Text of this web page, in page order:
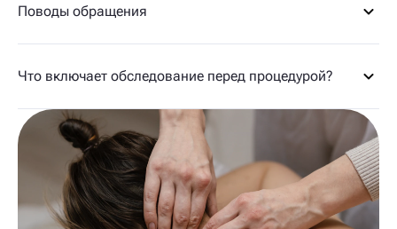
Поводы обращения
Что включает обследование перед процедурой?